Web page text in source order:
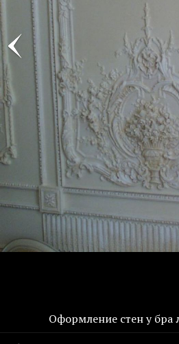
Оформление стен у бра